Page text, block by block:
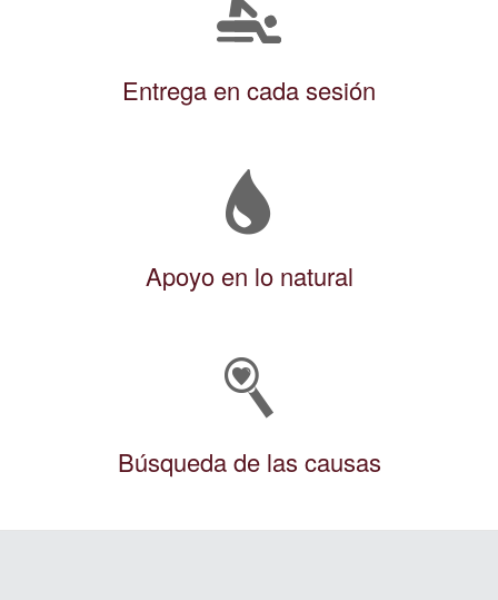
Entrega en cada sesión
Apoyo en lo natural
Búsqueda de las causas